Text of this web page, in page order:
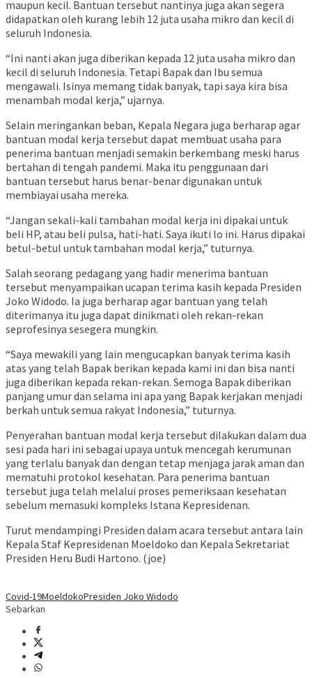
maupun kecil. Bantuan tersebut nantinya juga akan segera
didapatkan oleh kurang lebih 12 juta usaha mikro dan kecil di
seluruh Indonesia.
“Ini nanti akan juga diberikan kepada 12 juta usaha mikro dan
kecil di seluruh Indonesia. Tetapi Bapak dan Ibu semua
mengawali. Isinya memang tidak banyak, tapi saya kira bisa
menambah modal kerja,” ujarnya.
Selain meringankan beban, Kepala Negara juga berharap agar
bantuan modal kerja tersebut dapat membuat usaha para
penerima bantuan menjadi semakin berkembang meski harus
bertahan di tengah pandemi. Maka itu penggunaan dari
bantuan tersebut harus benar-benar digunakan untuk
membiayai usaha mereka.
“Jangan sekali-kali tambahan modal kerja ini dipakai untuk
beli HP, atau beli pulsa, hati-hati. Saya ikuti lo ini. Harus dipakai
betul-betul untuk tambahan modal kerja,” tuturnya.
Salah seorang pedagang yang hadir menerima bantuan
tersebut menyampaikan ucapan terima kasih kepada Presiden
Joko Widodo. Ia juga berharap agar bantuan yang telah
diterimanya itu juga dapat dinikmati oleh rekan-rekan
seprofesinya sesegera mungkin.
“Saya mewakili yang lain mengucapkan banyak terima kasih
atas yang telah Bapak berikan kepada kami ini dan bisa nanti
juga diberikan kepada rekan-rekan. Semoga Bapak diberikan
panjang umur dan selama ini apa yang Bapak kerjakan menjadi
berkah untuk semua rakyat Indonesia,” tuturnya.
Penyerahan bantuan modal kerja tersebut dilakukan dalam dua
sesi pada hari ini sebagai upaya untuk mencegah kerumunan
yang terlalu banyak dan dengan tetap menjaga jarak aman dan
mematuhi protokol kesehatan. Para penerima bantuan
tersebut juga telah melalui proses pemeriksaan kesehatan
sebelum memasuki kompleks Istana Kepresidenan.
Turut mendampingi Presiden dalam acara tersebut antara lain
Kepala Staf Kepresidenan Moeldoko dan Kepala Sekretariat
Presiden Heru Budi Hartono. (joe)
Covid-19MoeldokoPresiden Joko Widodo
Sebarkan